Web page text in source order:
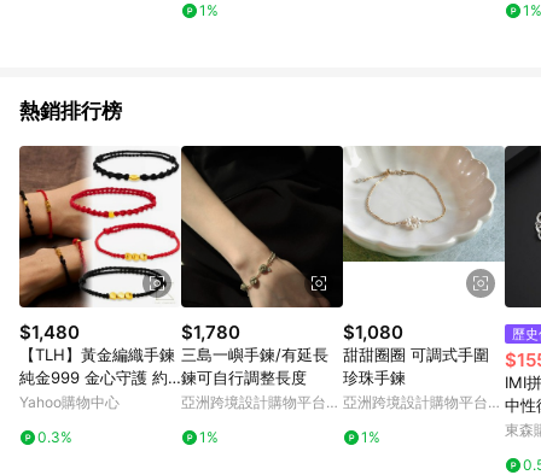
1% 1%
熱銷排行榜
$1,480
【TLH】黃金編織手鍊
純金999 金心守護 約
重0.03錢±0.01
Yahoo購物中心
0.3%
$1,780
三島一嶼手鍊/有延長
鍊可自行調整長度
亞洲跨境設計購物平台
1%
$1,080
甜甜圈圈 可調式手圍
珍珠手鍊
亞洲跨境設計購物平台
1%
歷
IMI
中性
鈦
東森